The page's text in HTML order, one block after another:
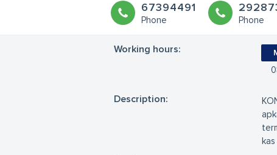
67394491
Phone Phone
Working hours:
Description: